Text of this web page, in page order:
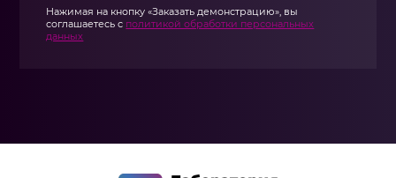
Нажимая на кнопку «Заказать демонстрацию», вы
соглашаетесь с политикой обработки персональных
данных